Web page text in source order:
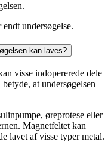
undersøgelse.
kan laves?
visse indopererede dele
at undersøgelsen
øreprotese eller
Magnetfeltet kan
lavet af visse typer metal.